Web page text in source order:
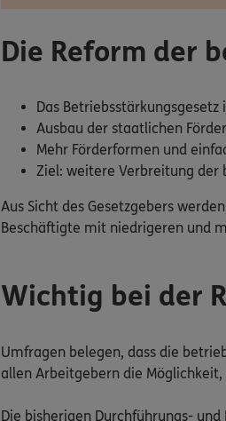
Die Reform der
Das
Ausbau der staatlichen
Mehr Förderformen und
Ziel: weitere Verbreitung der
Aus Sicht des Gesetzgebers
Beschäftigte mit niedrigeren und
Wichtig bei der
Umfragen belegen, dass die
allen Arbeitgebern die
Die bisherigen Durchführungs-